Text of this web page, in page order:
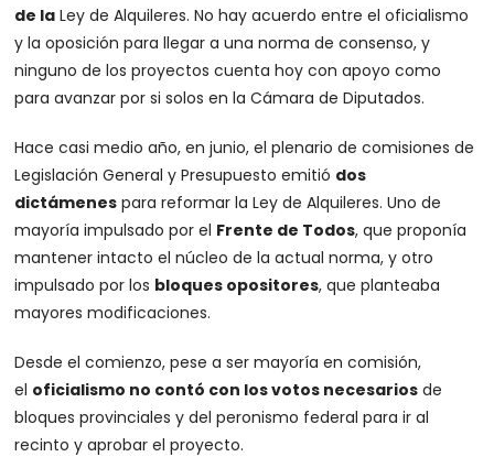
de la Ley de Alquileres. No hay acuerdo entre el oficialismo
y la oposición para llegar a una norma de consenso, y
ninguno de los proyectos cuenta hoy con apoyo como
para avanzar por si solos en la Cámara de Diputados.
Hace casi medio año, en junio, el plenario de comisiones de
Legislación General y Presupuesto emitió dos
dictámenes para reformar la Ley de Alquileres. Uno de
mayoría impulsado por el Frente de Todos, que proponía
mantener intacto el núcleo de la actual norma, y otro
impulsado por los bloques opositores, que planteaba
mayores modificaciones.
Desde el comienzo, pese a ser mayoría en comisión,
el oficialismo no contó con los votos necesarios de
bloques provinciales y del peronismo federal para ir al
recinto y aprobar el proyecto.